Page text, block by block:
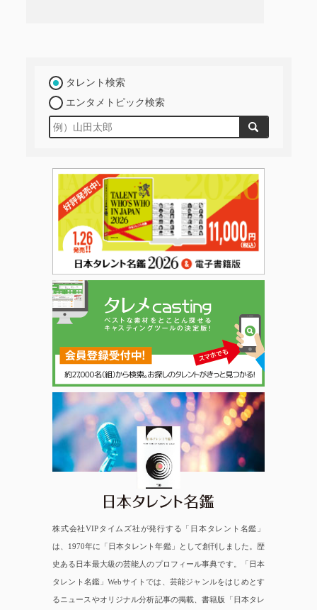
タレント検索
エンタメトピック検索
日本タレント名鑑
株式会社VIPタイムズ社が発行する「日本タレント名鑑」
は、1970年に「日本タレント年鑑」として創刊しました。歴
史ある日本最大級の芸能人のプロフィール事典です。「日本
タレント名鑑」Webサイトでは、芸能ジャンルをはじめとす
るニュースやオリジナル分析記事の掲載、書籍版「日本タレ